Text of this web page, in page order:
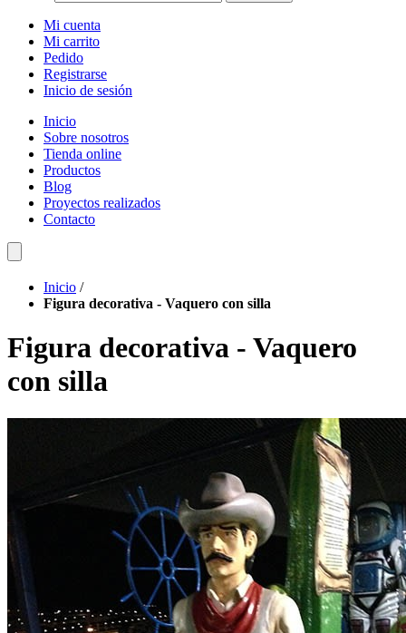
Mi cuenta
Mi carrito
Pedido
Registrarse
Inicio de sesión
Inicio
Sobre nosotros
Tienda online
Productos
Blog
Proyectos realizados
Contacto
Inicio /
Figura decorativa - Vaquero con silla
Figura decorativa - Vaquero
con silla